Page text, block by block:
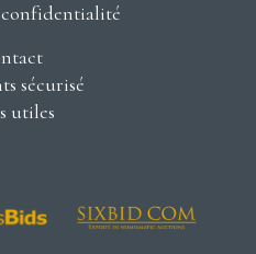
sécurisé
utiles